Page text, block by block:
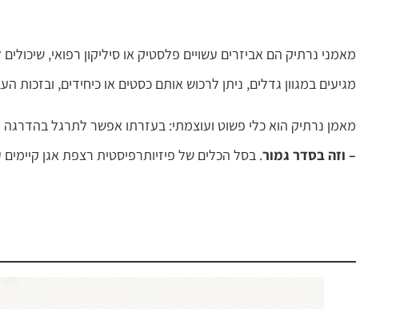
מאמני נרתיק הם אביזרים עשויים פלסטיק או סיליקון רפואי,
מגיעים במגוון גדלים, ניתן לרכוש אותם כסטים או כיחידים, ובזכות
מאמן נרתיק הוא כלי פשוט ועוצמתי: בעזרתו אפשר לתרגל בהדרגה
– וזה בסדר גמור. בסל הכלים של פיזיותרפיסטית רצפת אגן